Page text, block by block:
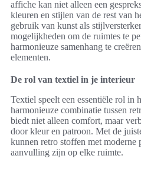
affiche kan niet alleen een
kleuren en stijlen van de rest van
gebruik van kunst als
mogelijkheden om de ruimtes te
harmonieuze samenhang te
elementen.
De rol van textiel in je interieur
Textiel speelt een essentiële rol in
harmonieuze combinatie tussen
biedt niet alleen comfort, maar
door kleur en patroon. Met de
kunnen retro stoffen met moderne
aanvulling zijn op elke ruimte.